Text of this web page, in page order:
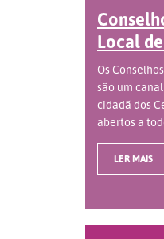
Local
Os
são um
cidadã dos
abertos a
LER MAIS